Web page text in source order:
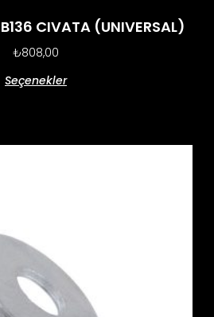
CIVATA (UNIVERSAL)
₺808,00
Seçenekler